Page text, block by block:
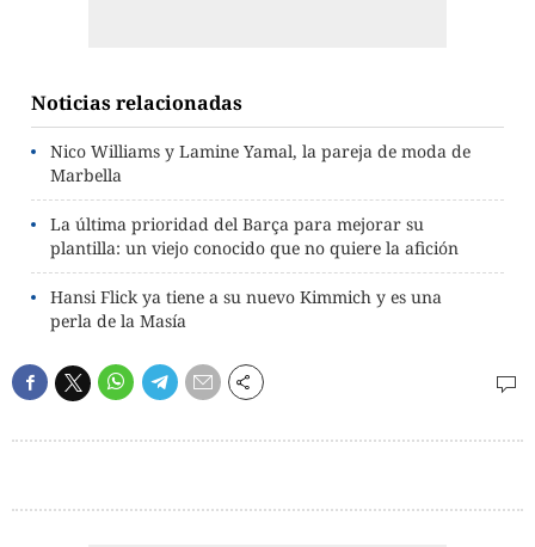
Noticias relacionadas
Nico Williams y Lamine Yamal, la pareja de moda de
Marbella
La última prioridad del Barça para mejorar su
plantilla: un viejo conocido que no quiere la afición
Hansi Flick ya tiene a su nuevo Kimmich y es una
perla de la Masía